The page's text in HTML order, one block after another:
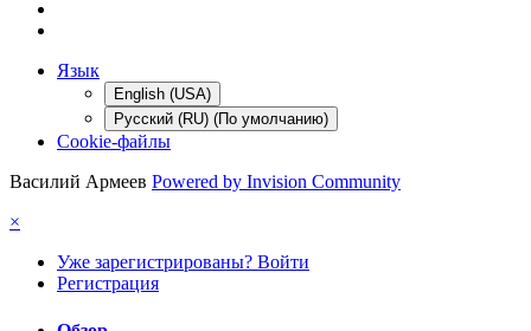
Язык
English (USA)
Русский (RU) (По умолчанию)
Cookie-файлы
Василий Армеев Powered by Invision Community
×
Уже зарегистрированы? Войти
Регистрация